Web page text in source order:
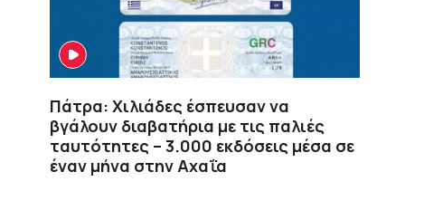
Πάτρα: Χιλιάδες έσπευσαν να
βγάλουν διαβατήρια με τις παλιές
ταυτότητες – 3.000 εκδόσεις μέσα σε
έναν μήνα στην Αχαΐα